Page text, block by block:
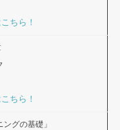
ちら！
ちら！
グの基礎」